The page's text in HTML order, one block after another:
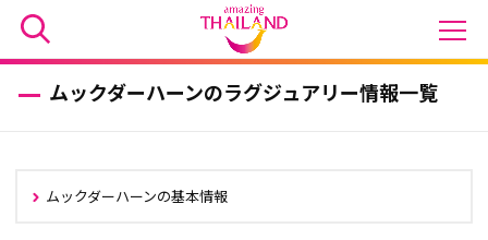
ムックダーハーンのラグジュアリー情報一覧
ムックダーハーンの基本情報